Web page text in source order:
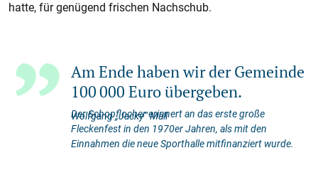
hatte, für genügend frischen Nachschub.
Am Ende haben wir der Gemeinde
100 000 Euro übergeben.
Wolfgang „Jacky“ Mall
Der Schopflocher erinnert an das erste große
Fleckenfest in den 1970er Jahren, als mit den
Einnahmen die neue Sporthalle mitfinanziert wurde.